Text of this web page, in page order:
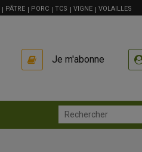
PÂTRE PORC TCS VIGNE VOLAILLES
Je m'abonne